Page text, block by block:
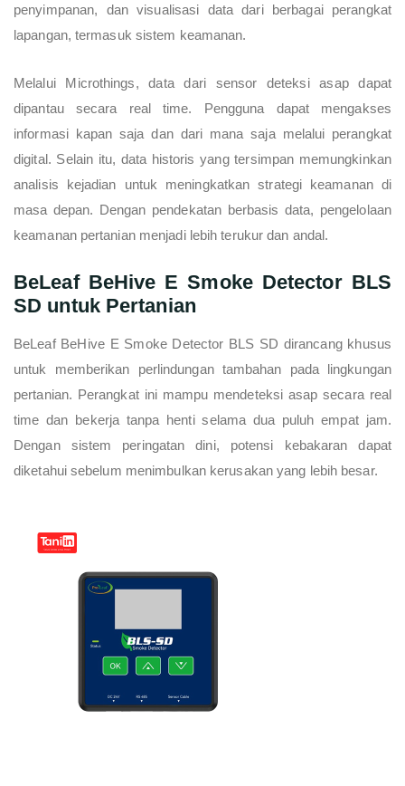
penyimpanan, dan visualisasi data dari berbagai perangkat
lapangan, termasuk sistem keamanan.
Melalui Microthings, data dari sensor deteksi asap dapat
dipantau secara real time. Pengguna dapat mengakses
informasi kapan saja dan dari mana saja melalui perangkat
digital. Selain itu, data historis yang tersimpan memungkinkan
analisis kejadian untuk meningkatkan strategi keamanan di
masa depan. Dengan pendekatan berbasis data, pengelolaan
keamanan pertanian menjadi lebih terukur dan andal.
BeLeaf BeHive E Smoke Detector BLS
SD untuk Pertanian
BeLeaf BeHive E Smoke Detector BLS SD dirancang khusus
untuk memberikan perlindungan tambahan pada lingkungan
pertanian. Perangkat ini mampu mendeteksi asap secara real
time dan bekerja tanpa henti selama dua puluh empat jam.
Dengan sistem peringatan dini, potensi kebakaran dapat
diketahui sebelum menimbulkan kerusakan yang lebih besar.